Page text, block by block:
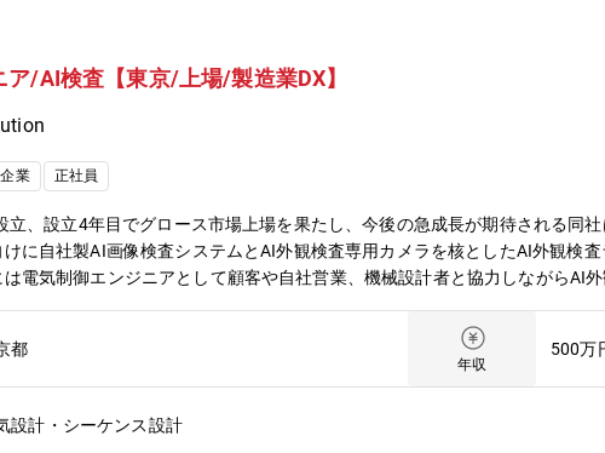
ブリッド車用電池材料（世界シェア：30%）／MLCC向け銅粉(世界シェア
事業を展開しています。中でも機能材料事業は、スマートフォンの半導体
となる新商品・新技術を創出し、事業化を目指します。研究開発された材
献できます。同社の特徴はやりたい事に挑戦できる風土です。幅広い分野
あります。
/AI検査【東京/上場/製造業DX】
業 正社員
立、設立4年目でグロース市場上場を果たし、今後の急成長が期待される同
に自社製AI画像検査システムとAI外観検査専用カメラを核としたAI外観検
電気制御エンジニアとして顧客や自社営業、機械設計者と協力しながらAI
の設計・顧客・営業・機械設計担当との仕様打ち合わせ・協力会社・ベンダ
設立のスタートアップで設立4年目でグロース市場上場を達成した企業です
期も売上47%増を見込む超高成長企業圧倒的なスピード感で会社が拡大中
資も積極的。・新卒の20代前半の若手社員から50代社員まで年齢問わず幅広
者や大手銀行出身者で構成され、スタートアップながらも堅実な経営を推進
都
年収
500万
設計・シーケンス設計